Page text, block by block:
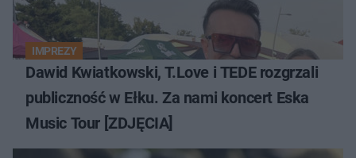
IMPREZY
Dawid Kwiatkowski, T.Love i TEDE rozgrzali
publiczność w Ełku. Za nami koncert Eska
Music Tour [ZDJĘCIA]